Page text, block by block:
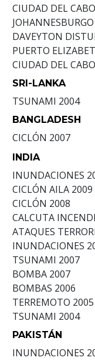
CIUDAD DEL
DAVEYTON
PUERTO
CIUDAD DEL
SRI-LANKA
TSUNAMI 2004
BANGLADESH
CICLÓN 2007
INDIA
INUNDACIONES
CICLÓN AILA 2009
CICLÓN 2008
CALCUTA
ATAQUES
INUNDACIONES
TSUNAMI 2007
BOMBA 2007
BOMBAS 2006
TERREMOTO 2005
TSUNAMI 2004
PAKISTÁN
INUNDACIONES